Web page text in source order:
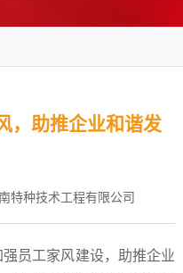
，助推企业和谐发
特种技术工程有限公司
员工家风建设，助推企业